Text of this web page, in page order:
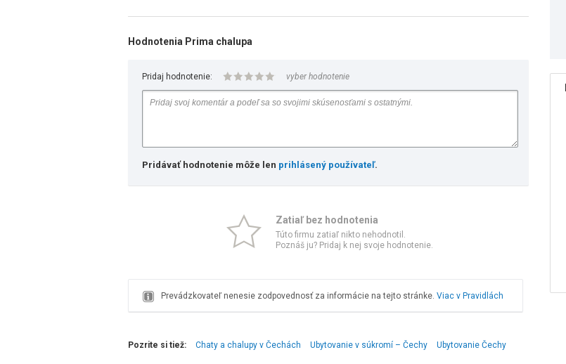
Hodnotenia Prima chalupa
Pridaj hodnotenie: vyber hodnotenie
Pridávať hodnotenie môže len prihlásený používateľ.
Zatiaľ bez hodnotenia
Túto firmu zatiaľ nikto nehodnotil.
Poznáš ju? Pridaj k nej svoje hodnotenie.
Prevádzkovateľ nenesie zodpovednosť za informácie na tejto stránke. Viac v Pravidlách
Pozrite si tiež: Chaty a chalupy v Čechách Ubytovanie v súkromí – Čechy Ubytovanie Čechy